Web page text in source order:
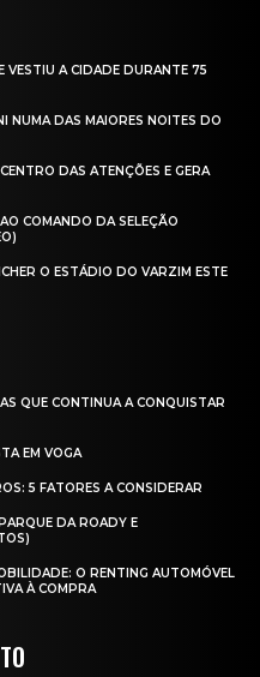
VESTIU A CIDADE DURANTE 75
NUMA DAS MAIORES NOITES DO
DAS ATENÇÕES E GERA
COMANDO DA SELEÇÃO
O ESTÁDIO DO VARZIM ESTE
QUE CONTINUA A CONQUISTAR
EM VOGA
5 FATORES A CONSIDERAR
DA ROADY E
O RENTING AUTOMÓVEL
À COMPRA